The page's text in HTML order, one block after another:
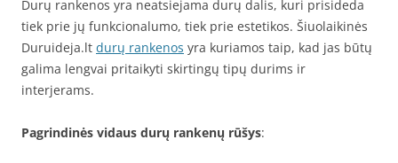
Durų rankenos yra neatsiejama durų dalis, kuri prisideda
tiek prie jų funkcionalumo, tiek prie estetikos. Šiuolaikinės
Duruideja.lt durų rankenos yra kuriamos taip, kad jas būtų
galima lengvai pritaikyti skirtingų tipų durims ir
interjerams.
Pagrindinės vidaus durų rankenų rūšys: